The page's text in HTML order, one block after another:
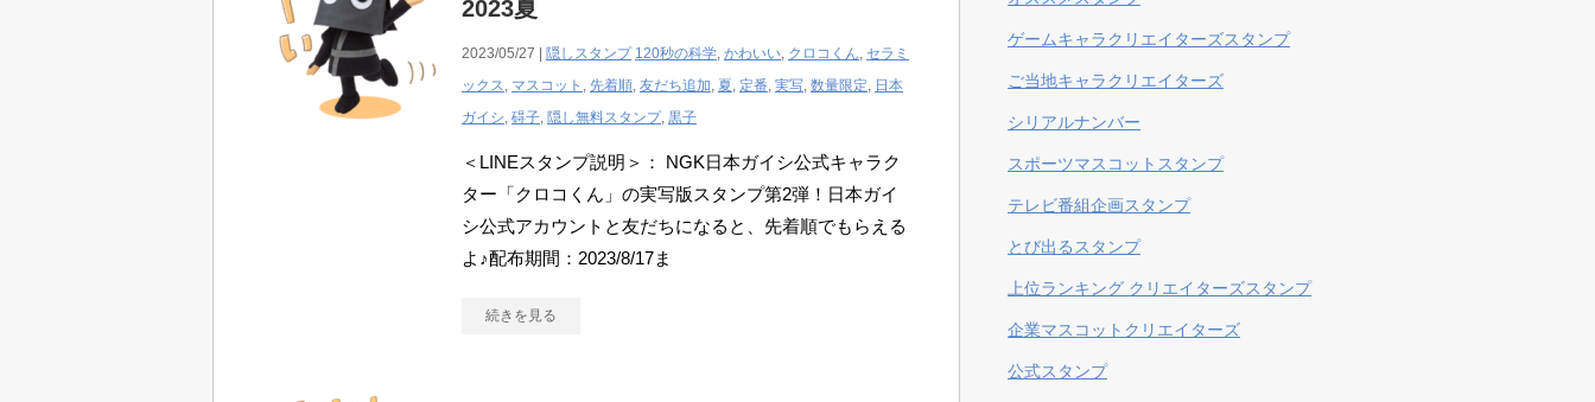
2023夏
2023/05/27 | 隠しスタンプ 120秒の科学, かわいい, クロコくん, セラミ
ックス, マスコット , 先着順, 友だち追加, 夏, 定番, 実写, 数量限定, 日本
ガイシ, 碍子, 隠し無料スタンプ, 黒子
＜LINEスタンプ説明＞： NGK日本ガイシ公式キャラク
ター「クロコくん」の実写版スタンプ第2弾！日本ガイ
シ公式アカウントと友だちになると、先着順でもらえる
よ♪配布期間：2023/8/17ま
続きを見る
ゲームキャラクリエイターズスタンプ
ご当地キャラクリエイターズ
シリアルナンバー
スポーツマスコットスタンプ
テレビ番組企画スタンプ
とび出るスタンプ
上位ランキング クリエイターズスタンプ
企業マスコットクリエイターズ
公式スタンプ